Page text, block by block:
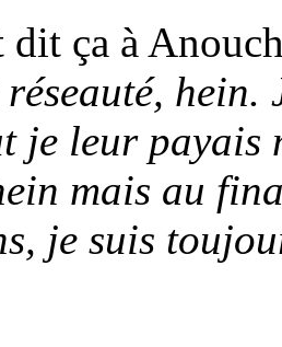
dit ça à
je leur payais
mais au
je suis